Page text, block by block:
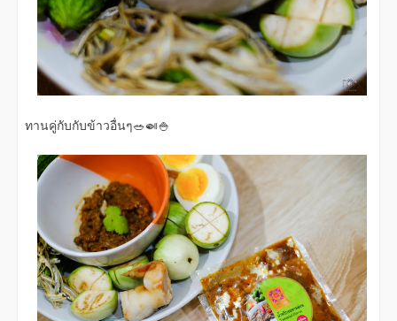
ทานคู่กับกับข้าวอื่นๆ🥗🍛🍚